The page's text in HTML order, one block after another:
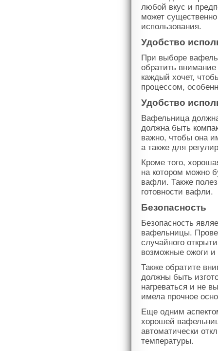
любой вкус и
может
использования.
Удобство
При выборе
обратить
каждый хочет,
процессом,
Удобство
Вафельница
должна быть
важно, чтобы она
а также для
Кроме того,
на котором можно
вафли. Также
готовности вафли.
Безопасность
Безопасность
вафельницы.
случайного
возможные ожоги
Также обратите
должны быть
нагреваться и не
имела прочное
Еще одним
хорошей
автоматически
температуры.